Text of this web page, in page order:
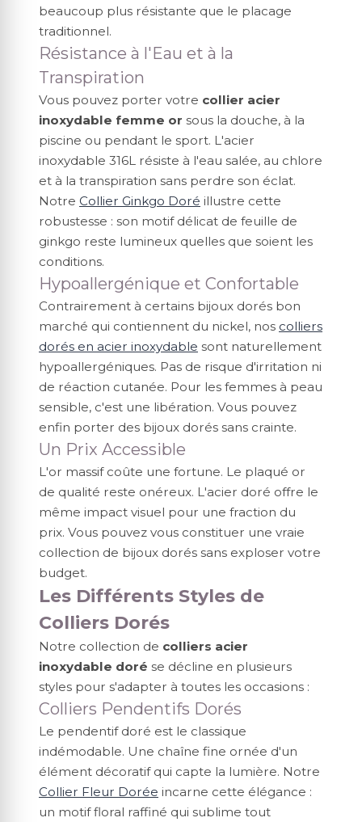
beaucoup plus résistante que le placage
traditionnel.
Résistance à l'Eau et à la
Transpiration
Vous pouvez porter votre collier acier
inoxydable femme or sous la douche, à la
piscine ou pendant le sport. L'acier
inoxydable 316L résiste à l'eau salée, au chlore
et à la transpiration sans perdre son éclat.
Notre Collier Ginkgo Doré illustre cette
robustesse : son motif délicat de feuille de
ginkgo reste lumineux quelles que soient les
conditions.
Hypoallergénique et Confortable
Contrairement à certains bijoux dorés bon
marché qui contiennent du nickel, nos colliers
dorés en acier inoxydable sont naturellement
hypoallergéniques. Pas de risque d'irritation ni
de réaction cutanée. Pour les femmes à peau
sensible, c'est une libération. Vous pouvez
enfin porter des bijoux dorés sans crainte.
Un Prix Accessible
L'or massif coûte une fortune. Le plaqué or
de qualité reste onéreux. L'acier doré offre le
même impact visuel pour une fraction du
prix. Vous pouvez vous constituer une vraie
collection de bijoux dorés sans exploser votre
budget.
Les Différents Styles de
Colliers Dorés
Notre collection de colliers acier
inoxydable doré se décline en plusieurs
styles pour s'adapter à toutes les occasions :
Colliers Pendentifs Dorés
Le pendentif doré est le classique
indémodable. Une chaîne fine ornée d'un
élément décoratif qui capte la lumière. Notre
Collier Fleur Dorée incarne cette élégance :
un motif floral raffiné qui sublime tout